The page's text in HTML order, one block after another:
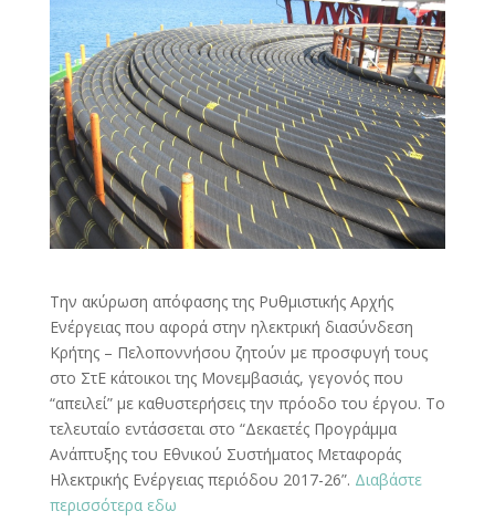
Την ακύρωση απόφασης της Ρυθμιστικής Αρχής
Ενέργειας που αφορά στην ηλεκτρική διασύνδεση
Κρήτης – Πελοποννήσου ζητούν με προσφυγή τους
στο ΣτΕ κάτοικοι της Μονεμβασιάς, γεγονός που
“απειλεί” με καθυστερήσεις την πρόοδο του έργου. Το
τελευταίο εντάσσεται στο “Δεκαετές Προγράμμα
Ανάπτυξης του Εθνικού Συστήματος Μεταφοράς
Ηλεκτρικής Ενέργειας περιόδου 2017-26”. Διαβάστε
περισσότερα εδω